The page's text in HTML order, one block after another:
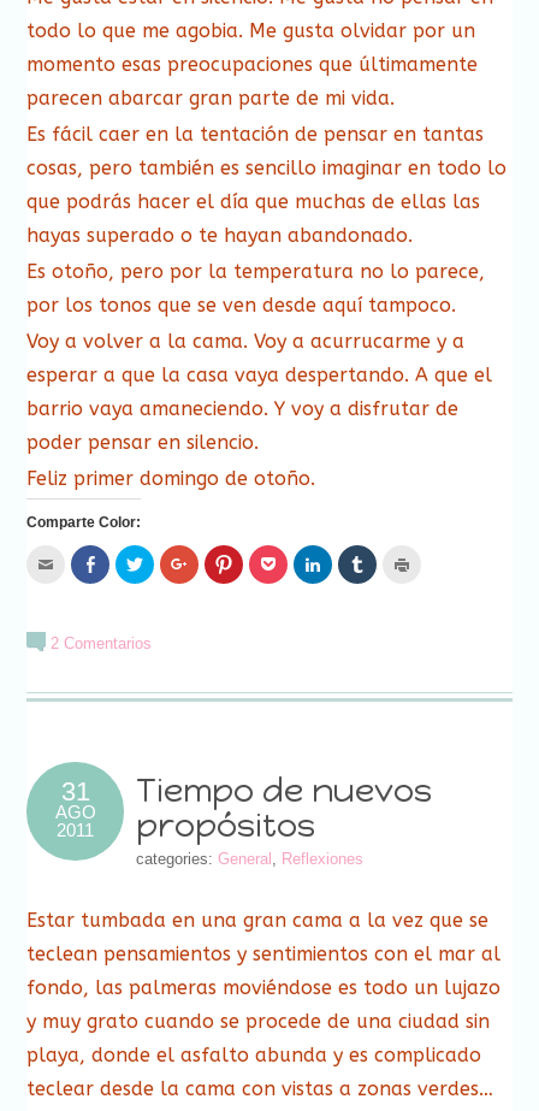
todo lo que me agobia. Me gusta olvidar por un
momento esas preocupaciones que últimamente
parecen abarcar gran parte de mi vida.
Es fácil caer en la tentación de pensar en tantas
cosas, pero también es sencillo imaginar en todo lo
que podrás hacer el día que muchas de ellas las
hayas superado o te hayan abandonado.
Es otoño, pero por la temperatura no lo parece,
por los tonos que se ven desde aquí tampoco.
Voy a volver a la cama. Voy a acurrucarme y a
esperar a que la casa vaya despertando. A que el
barrio vaya amaneciendo. Y voy a disfrutar de
poder pensar en silencio.
Feliz primer domingo de otoño.
Comparte Color:
Hac
clic
para
correo
electrónico
amigo
(Se
ventana
nueva)
Haz
clic
para
Facebook
(Se
una
ventana
Haz
clic
para
(Se
una
ventana
Haz
clic
para
una
ventana
Haz
clic
para
una
ventana
Haz
clic
para
una
ventana
Haz
clic
para
una
ventana
Haz
clic
una
ventana
nueva)
2 Comentarios
31
AGO
2011
Tiempo de nuevos
propósitos
categories:General Reflexiones
Estar tumbada en una gran cama a la vez que se
teclean pensamientos y sentimientos con el mar al
fondo, las palmeras moviéndose es todo un lujazo
y muy grato cuando se procede de una ciudad sin
playa, donde el asfalto abunda y es complicado
teclear desde la cama con vistas a zonas verdes…